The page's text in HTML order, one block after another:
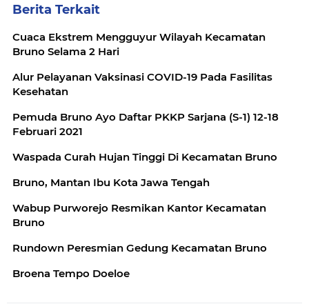
Berita Terkait
Cuaca Ekstrem Mengguyur Wilayah Kecamatan
Bruno Selama 2 Hari
Alur Pelayanan Vaksinasi COVID-19 Pada Fasilitas
Kesehatan
Pemuda Bruno Ayo Daftar PKKP Sarjana (S-1) 12-18
Februari 2021
Waspada Curah Hujan Tinggi Di Kecamatan Bruno
Bruno, Mantan Ibu Kota Jawa Tengah
Wabup Purworejo Resmikan Kantor Kecamatan
Bruno
Rundown Peresmian Gedung Kecamatan Bruno
Broena Tempo Doeloe